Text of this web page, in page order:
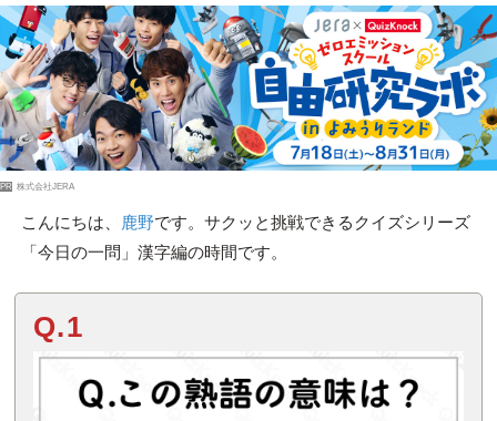
PR 株式会社JERA
こんにちは、 鹿野です。サクッと挑戦できるクイズシリーズ
「今日の一問」漢字編の時間です。
Q.1